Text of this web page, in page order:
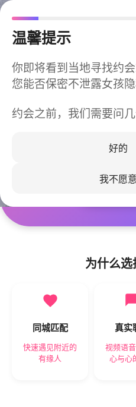
温馨提示
你即将看到当地寻找约会
您能否保密不泄露女孩隐
约会之前，我们需要问
好的
我不愿意
今晚
同城快速匹配，
立即
为什么选
同城匹配
快速遇见附近的
有缘人
真实
视频语
心与心